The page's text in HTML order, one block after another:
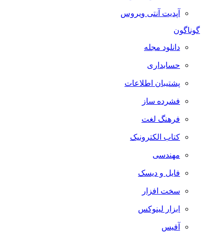
آپدیت آنتی ویروس
گوناگون
دانلود مجله
حسابداری
پشتیبان اطلاعات
فشرده ساز
فرهنگ لغت
کتاب الکترونیک
مهندسی
فایل و دیسک
سخت افزار
ابزار لینوکس
آفیس